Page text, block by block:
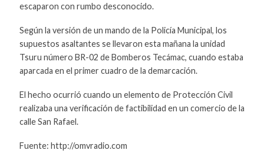
escaparon con rumbo desconocido.
Según la versión de un mando de la Policía Municipal, los
supuestos asaltantes se llevaron esta mañana la unidad
Tsuru número BR-02 de Bomberos Tecámac, cuando estaba
aparcada en el primer cuadro de la demarcación.
El hecho ocurrió cuando un elemento de Protección Civil
realizaba una verificación de factibilidad en un comercio de la
calle San Rafael.
Fuente: http://omvradio.com